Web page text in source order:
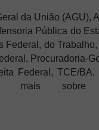
da União (AGU),
Pública do
Federal, do
Procuradoria-
Federal, TCE/
mais